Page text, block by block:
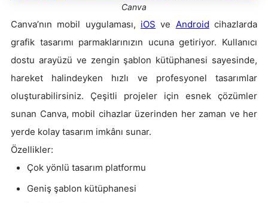
Canva
Canva’nın mobil uygulaması, iOS ve Android cihazlarda
grafik tasarımı parmaklarınızın ucuna getiriyor. Kullanıcı
dostu arayüzü ve zengin şablon kütüphanesi sayesinde,
hareket halindeyken hızlı ve profesyonel tasarımlar
oluşturabilirsiniz. Çeşitli projeler için esnek çözümler
sunan Canva, mobil cihazlar üzerinden her zaman ve her
yerde kolay tasarım imkânı sunar.
Özellikler:
Çok yönlü tasarım platformu
Geniş şablon kütüphanesi